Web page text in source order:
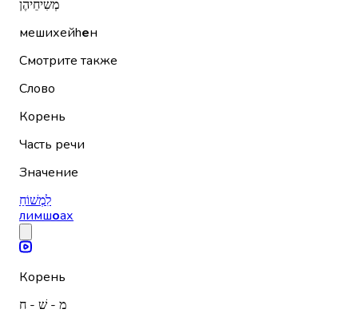
מְשִׁיחֵיהֶן
мешихейhен
Смотрите также
Слово
Корень
Часть речи
Значение
לִמְשׁוֹחַ
лимшоах
Корень
מ - שׁ - ח